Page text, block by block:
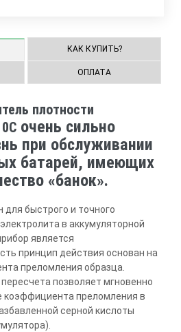
КАК КУПИТЬ?
ОПЛАТА
плотности
очень сильно
при обслуживании
батарей, имеющих
«банок».
быстрого и точного
в аккумуляторной
является
принцип действия основан на
преломления образца.
позволяет мгновенно
коэффициента преломления в
серной кислоты